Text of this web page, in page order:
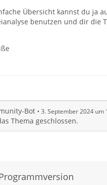
Übersicht kannst du ja
benutzen und dir die
Bot 3. September 2024 um
Thema geschlossen.